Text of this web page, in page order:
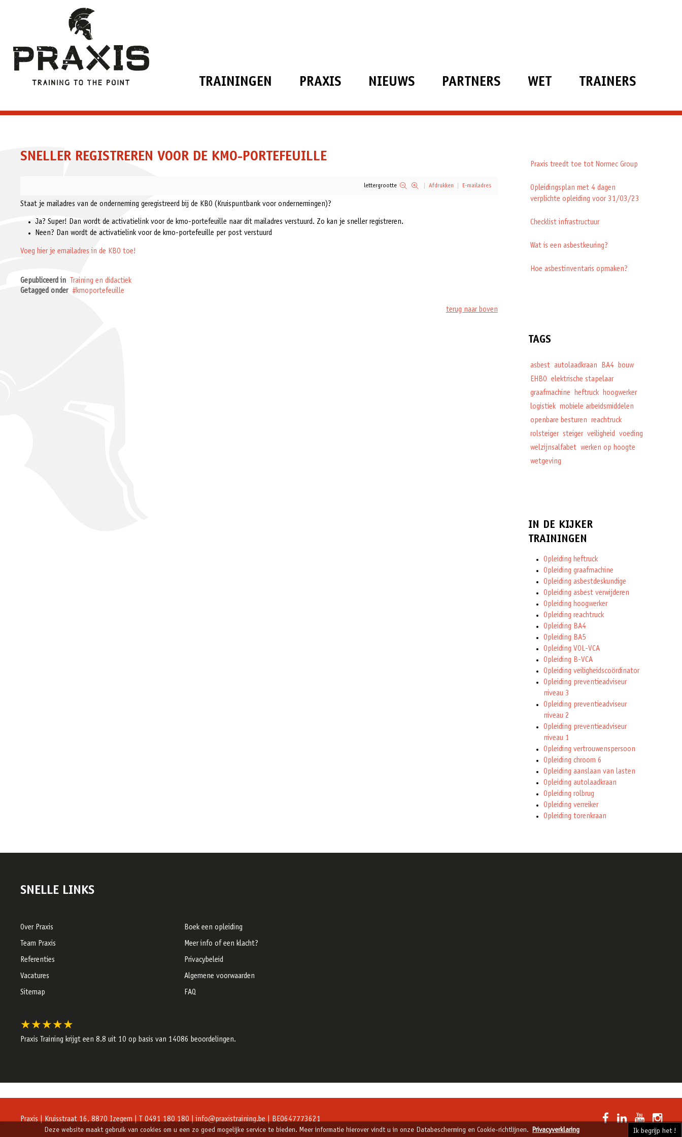
TRAININGEN PRAXIS NIEUWS PARTNERS WET TRAINERS
SNELLER REGISTREREN VOOR DE KMO-PORTEFEUILLE
lettergrootte Afdrukken E-mailadres
Staat je mailadres van de onderneming geregistreerd bij de KBO (Kruispuntbank voor ondernemingen)?
Ja? Super! Dan wordt de activatielink voor de kmo-portefeuille naar dit mailadres verstuurd. Zo kan je sneller registreren.
Neen? Dan wordt de activatielink voor de kmo-portefeuille per post verstuurd
Voeg hier je emailadres in de KBO toe!
Gepubliceerd in
Training en didactiek
Getagged onder
kmoportefeuille
terug naar boven
Praxis treedt toe tot Normec Group
Opleidingsplan met 4 dagen
verplichte opleiding voor 31/03/23
Checklist infrastructuur
Wat is een asbestkeuring?
Hoe asbestinventaris opmaken?
TAGS
asbest autolaadkraan BA4 bouw
EHBO elektrische stapelaar
graafmachine heftruck hoogwerker
logistiek mobiele arbeidsmiddelen
openbare besturen reachtruck
rolsteiger steiger veiligheid voeding
welzijnsalfabet werken op hoogte
wetgeving
IN DE KIJKER
TRAININGEN
Opleiding heftruck
Opleiding graafmachine
Opleiding asbestdeskundige
Opleiding asbest verwijderen
Opleiding hoogwerker
Opleiding reachtruck
Opleiding BA4
Opleiding BA5
Opleiding VOL-VCA
Opleiding B-VCA
Opleiding veiligheidscoördinator
Opleiding preventieadviseur
niveau 3
Opleiding preventieadviseur
niveau 2
Opleiding preventieadviseur
niveau 1
Opleiding vertrouwenspersoon
Opleiding chroom 6
Opleiding aanslaan van lasten
Opleiding autolaadkraan
Opleiding rolbrug
Opleiding verreiker
Opleiding torenkraan
SNELLE LINKS
Over Praxis
Team Praxis
Referenties
Vacatures
Sitemap
Boek een opleiding
Meer info of een klacht?
Privacybeleid
Algemene voorwaarden
FAQ
★★★★★
Praxis Training krijgt een 8.8 uit 10 op basis van 14086 beoordelingen.
Praxis | Kruisstraat 16, 8870 Izegem | T 0491 180 180 |info@praxistraining.be| BE0647773621
Deze website maakt gebruik van cookies om u een zo goed mogelijke service te bieden. Meer informatie hierover vindt u in onze Databescherming en Cookie-richtlijnen. Privacyverklaring Ik begrijp het !